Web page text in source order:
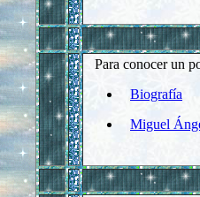
Para conocer un
Biografía
Miguel